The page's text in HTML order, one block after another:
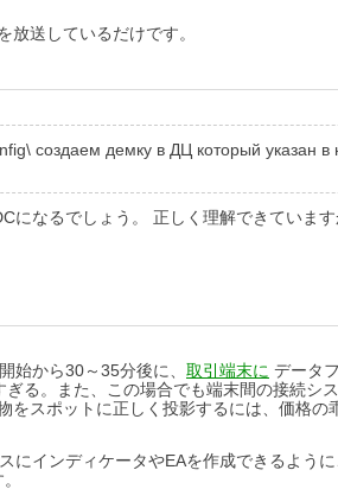
送しているだけです。
создаем демку в ДЦ который указан
なるでしょう。 正しく理解できていま
始から30～35分後に、 取引端末に データ
る。また、この場合でも端末間の接続シ
スポットに正しく投影するには、価格
インディケータやEAを作成できるよう